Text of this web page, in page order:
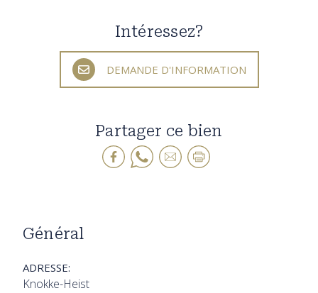
Intéressez?
DEMANDE D'INFORMATION
Partager ce bien
Général
ADRESSE:
Knokke-Heist